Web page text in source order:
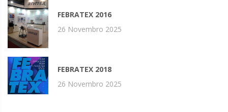
FEBRATEX 2016
26 Novembro 2025
FEBRATEX 2018
26 Novembro 2025